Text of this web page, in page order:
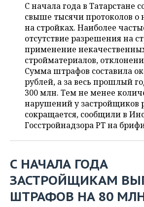
ВОЛЕЙБОЛ
КИБЕРСПОРТ
ФИГУРНОЕ КАТАНИЕ
ВОДНЫЕ ВИДЫ СПОРТА
ХОККЕЙ С МЯЧОМ
ИСТОРИЯ
КУЛЬТУРА
МЕДИЦИНА
ОБРАЗОВАНИЕ
ПРОИСШЕСТВИЯ
СПИСОК ПЕРСОН
СПИСОК КОМПАНИЙ
ПОЛНАЯ ВЕРСИЯ
С начала года в Татарстане
свыше тысячи протоколов о
на стройках. Наиболее
отсутствие разрешения на
применение
стройматериалов,
Сумма штрафов составила
рублей, а за весь прошлый
300 млн. Тем не менее
нарушений у застройщиков
сокращается, сообщили в
Госстройнадзора РТ на
С НАЧАЛА ГОДА
ЗАСТРОЙЩИКАМ
ШТРАФОВ НА 80